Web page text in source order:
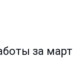
за март